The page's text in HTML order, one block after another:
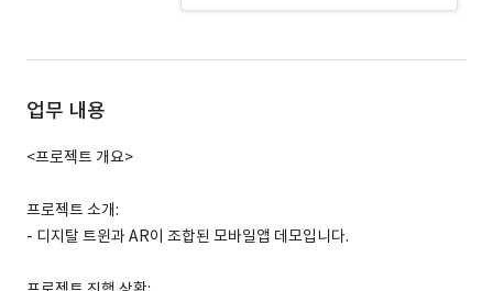
업무 내용
<프로젝트 개요>
프로젝트 소개:
- 디지탈 트윈과 AR이 조합된 모바일앱 데모입니다.